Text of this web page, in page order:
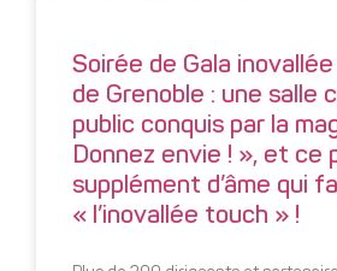
Soirée de Gala
de Grenoble : une salle
public conquis par la
Donnez envie ! », et ce
supplément d’âme qui
« l’inovallée touch » !